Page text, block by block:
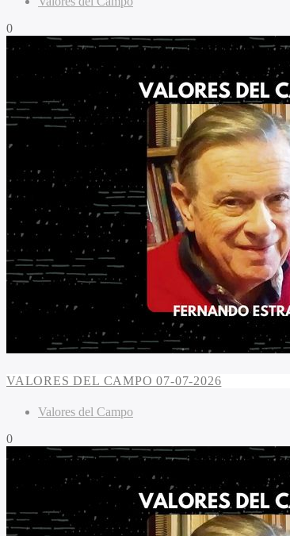
0
VALORES DEL CAMPO 07-07-2026
Valores del Campo
0